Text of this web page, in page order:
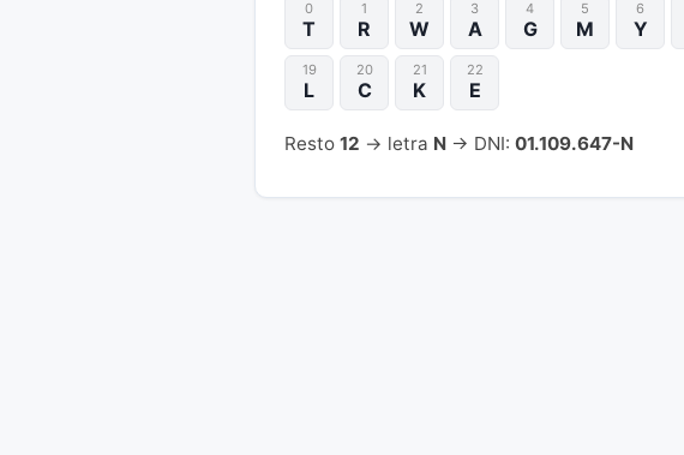
0
T
1
R
2
W
3
A
4
G
5
M
6
Y
19
L
20
C
21
K
22
E
Resto 12 → letra N → DNI: 01.109.647-N